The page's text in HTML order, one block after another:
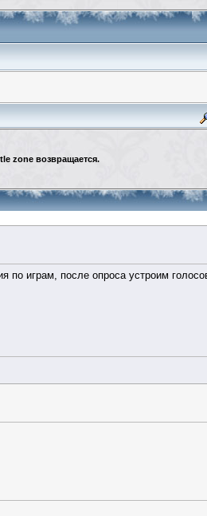
zone возвращается.
играм, после опроса устроим